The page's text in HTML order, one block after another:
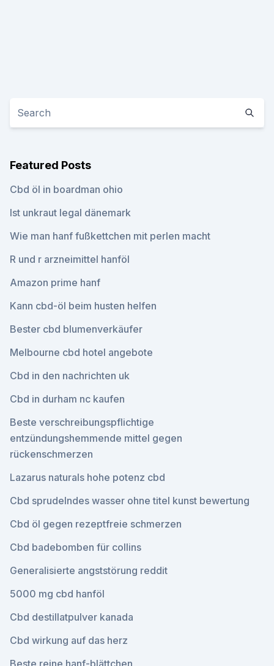
Featured Posts
Cbd öl in boardman ohio
Ist unkraut legal dänemark
Wie man hanf fußkettchen mit perlen macht
R und r arzneimittel hanföl
Amazon prime hanf
Kann cbd-öl beim husten helfen
Bester cbd blumenverkäufer
Melbourne cbd hotel angebote
Cbd in den nachrichten uk
Cbd in durham nc kaufen
Beste verschreibungspflichtige
entzündungshemmende mittel gegen
rückenschmerzen
Lazarus naturals hohe potenz cbd
Cbd sprudelndes wasser ohne titel kunst bewertung
Cbd öl gegen rezeptfreie schmerzen
Cbd badebomben für collins
Generalisierte angststörung reddit
5000 mg cbd hanföl
Cbd destillatpulver kanada
Cbd wirkung auf das herz
Beste reine hanf-blättchen